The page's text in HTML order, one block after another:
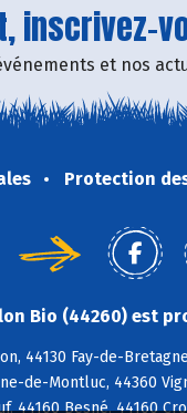
inscrivez-
et nos
Protection
Bio (44260) est
44130 Fay-de-
de-Montluc, 44360
44160 Besné, 44160